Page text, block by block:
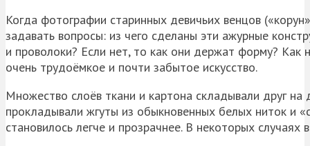
Когда фотографии старинных девичьих венцов
задавать вопросы: из чего сделаны эти ажурные
и проволоки? Если нет, то как они держат форму? Как
очень трудоёмкое и почти забытое искусство.
Множество слоёв ткани и картона складывали друг на
прокладывали жгуты из обыкновенных белых ниток и
становилось легче и прозрачнее. В некоторых